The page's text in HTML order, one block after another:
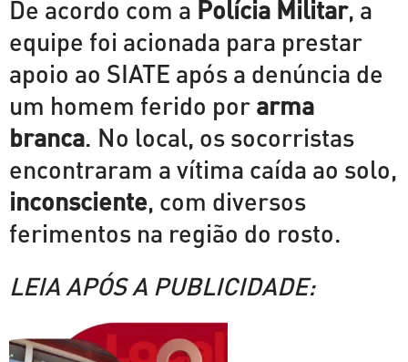
De acordo com a Polícia Militar, a
equipe foi acionada para prestar
apoio ao SIATE após a denúncia de
um homem ferido por arma
branca. No local, os socorristas
encontraram a vítima caída ao solo,
inconsciente, com diversos
ferimentos na região do rosto.
LEIA APÓS A PUBLICIDADE: